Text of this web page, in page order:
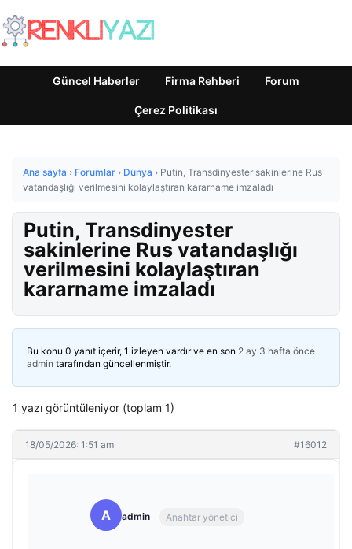
Güncel Haberler Firma Rehberi Forum
Çerez Politikası
Ana sayfa › Forumlar › Dünya › Putin, Transdinyester sakinlerine Rus
vatandaşlığı verilmesini kolaylaştıran kararname imzaladı
Putin, Transdinyester
sakinlerine Rus vatandaşlığı
verilmesini kolaylaştıran
kararname imzaladı
Bu konu 0 yanıt içerir, 1 izleyen vardır ve en son 2 ay 3 hafta önce
admin tarafından güncellenmiştir.
1 yazı görüntüleniyor (toplam 1)
18/05/2026: 1:51 am #16012
A admin Anahtar yönetici